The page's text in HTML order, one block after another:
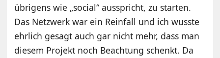
übrigens wie „social“ ausspricht, zu starten.
Das Netzwerk war ein Reinfall und ich wusste
ehrlich gesagt auch gar nicht mehr, dass man
diesem Projekt noch Beachtung schenkt. Da